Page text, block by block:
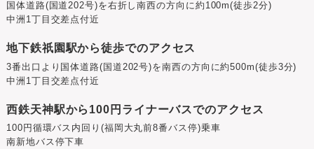
国体道路(国道202号)を右折し南西の方向に約100m(徒歩2分)
中洲1丁目交差点付近
地下鉄祇園駅から徒歩でのアクセス
3番出口より国体道路(国道202号)を南西の方向に約500m(徒歩3分)
中洲1丁目交差点付近
西鉄天神駅から100円ライナーバスでのアクセス
100円循環バス内回り(福岡大丸前8番バス停)乗車
南新地バス停下車